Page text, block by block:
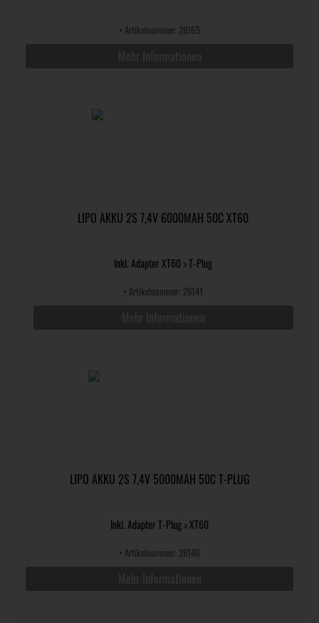
• Artikelnummer: 28165
LIPO AKKU 2S 7,4V 6000MAH 50C XT60
Inkl. Adapter XT60 > T-Plug
• Artikelnummer: 28141
LIPO AKKU 2S 7,4V 5000MAH 50C T-PLUG
Inkl. Adapter T-Plug > XT60
• Artikelnummer: 28140